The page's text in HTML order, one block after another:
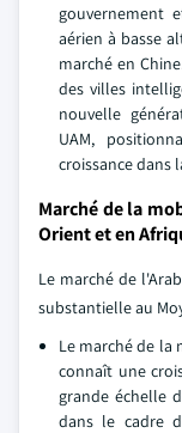
gouvernement
aérien à basse
marché en
des villes
nouvelle
UAM,
croissance dans
Marché de la
Orient et en
Le marché de
substantielle au
Le marché de la
connaît une
grande échelle
dans le cadre